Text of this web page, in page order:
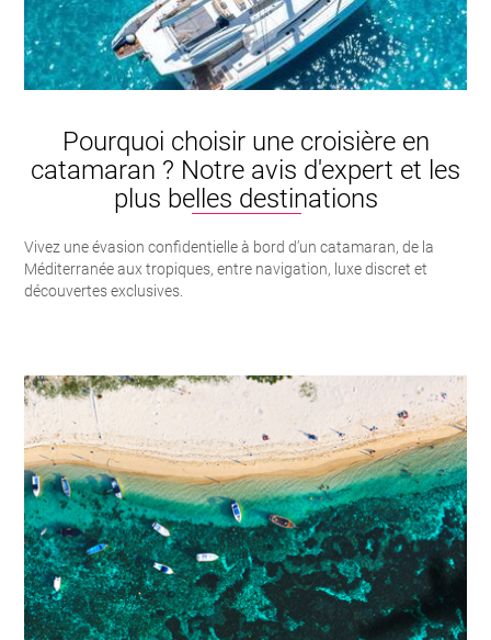
Pourquoi choisir une croisière en
catamaran ? Notre avis d'expert et les
plus belles destinations
Vivez une évasion confidentielle à bord d’un catamaran, de la
Méditerranée aux tropiques, entre navigation, luxe discret et
découvertes exclusives.